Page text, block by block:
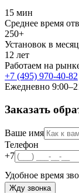
15 мин
Среднее время
250+
Установок в месяц
12 лет
Работаем на
+7 (495) 970-40-82
Ежедневно
Заказать
Ваше имя
Телефон
+7
Удобное время
Жду звонка